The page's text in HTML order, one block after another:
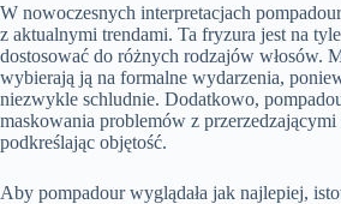
W nowoczesnych interpretacjach
z aktualnymi trendami. Ta fryzura jest na
dostosować do różnych rodzajów włosów.
wybierają ją na formalne wydarzenia,
niezwykle schludnie. Dodatkowo,
maskowania problemów z przerzedzającymi
podkreślając objętość.
Aby pompadour wyglądała jak najlepiej,